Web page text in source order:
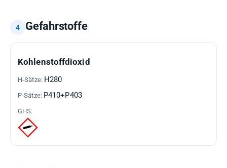
Gefahrstoffe
GEFAHRSTOFF
H-
Kohlenstoffdioxid
H280
P410+P403